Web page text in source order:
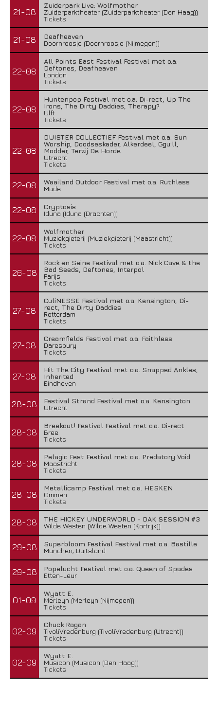
21-08
Zuiderpark Live: Wolfmother
Zuiderparktheater (Zuiderparktheater (Den Haag))
Tickets
21-08
Deafheaven
Doornroosje (Doornroosje (Nijmegen))
22-08
All Points East Festival Festival met o.a.
Deftones, Deafheaven
London
Tickets
22-08
Huntenpop Festival met o.a. Di-rect, Up The
Irons, The Dirty Daddies, Therapy?
Ulft
Tickets
22-08
DUISTER COLLECTIEF Festival met o.a. Sun
Worship, Doodseskader, Alkerdeel, Ggu:ll,
Modder, Terzij De Horde
Utrecht
Tickets
22-08
Waailand Outdoor Festival met o.a. Ruthless
Made
22-08
Cryptosis
Iduna (Iduna (Drachten))
22-08
Wolfmother
Muziekgieterij (Muziekgieterij (Maastricht))
Tickets
26-08
Rock en Seine Festival met o.a. Nick Cave & the
Bad Seeds, Deftones, Interpol
Parijs
Tickets
27-08
CuliNESSE Festival met o.a. Kensington, Di-
rect, The Dirty Daddies
Rotterdam
Tickets
27-08
Creamfields Festival met o.a. Faithless
Daresbury
Tickets
27-08
Hit The City Festival met o.a. Snapped Ankles,
Inherited
Eindhoven
28-08
Festival Strand Festival met o.a. Kensington
Utrecht
28-08
Breekout! Festival Festival met o.a. Di-rect
Bree
Tickets
28-08
Pelagic Fest Festival met o.a. Predatory Void
Maastricht
Tickets
28-08
Metallicamp Festival met o.a. HESKEN
Ommen
Tickets
28-08
THE HICKEY UNDERWORLD - DAK SESSION #3
Wilde Westen (Wilde Westen (Kortrijk))
29-08
Superbloom Festival Festival met o.a. Bastille
Munchen, Duitsland
29-08
Popelucht Festival met o.a. Queen of Spades
Etten-Leur
01-09
Wyatt E.
Merleyn (Merleyn (Nijmegen))
Tickets
02-09
Chuck Ragan
TivoliVredenburg (TivoliVredenburg (Utrecht))
Tickets
02-09
Wyatt E.
Musicon (Musicon (Den Haag))
Tickets